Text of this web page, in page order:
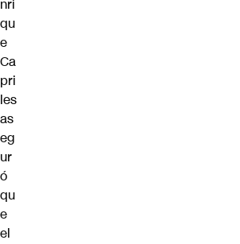
nri
qu
e
Ca
pri
les
as
eg
ur
ó
qu
e
el